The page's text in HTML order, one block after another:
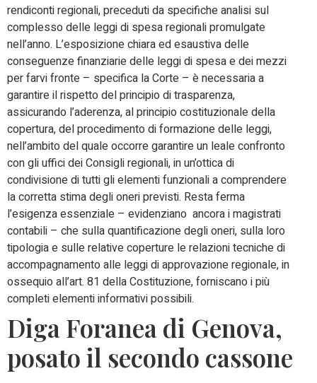
rendiconti regionali, preceduti da specifiche analisi sul
complesso delle leggi di spesa regionali promulgate
nell’anno. L’esposizione chiara ed esaustiva delle
conseguenze finanziarie delle leggi di spesa e dei mezzi
per farvi fronte – specifica la Corte – è necessaria a
garantire il rispetto del principio di trasparenza,
assicurando l’aderenza, al principio costituzionale della
copertura, del procedimento di formazione delle leggi,
nell’ambito del quale occorre garantire un leale confronto
con gli uffici dei Consigli regionali, in un’ottica di
condivisione di tutti gli elementi funzionali a comprendere
la corretta stima degli oneri previsti. Resta ferma
l’esigenza essenziale – evidenziano ancora i magistrati
contabili – che sulla quantificazione degli oneri, sulla loro
tipologia e sulle relative coperture le relazioni tecniche di
accompagnamento alle leggi di approvazione regionale, in
ossequio all’art. 81 della Costituzione, forniscano i più
completi elementi informativi possibili.
Diga Foranea di Genova,
posato il secondo cassone